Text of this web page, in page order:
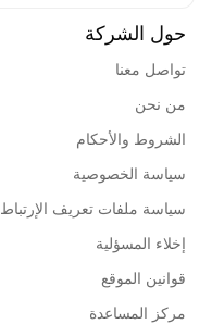
حول الشركة
تواصل معنا
من نحن
الشروط والأحكام
سياسة الخصوصية
سياسة ملفات تعريف الإرتباط
إخلاء المسؤلية
قوانين الموقع
مركز المساعدة